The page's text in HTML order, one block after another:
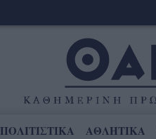
ΠΟΛΙΤΙΣΤΙΚΑ ΑΘΛΗΤΙΚΑ